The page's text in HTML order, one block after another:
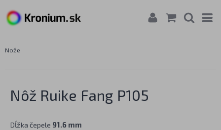
Nože
Nôž Ruike Fang P105
Dĺžka čepele 91.6 mm